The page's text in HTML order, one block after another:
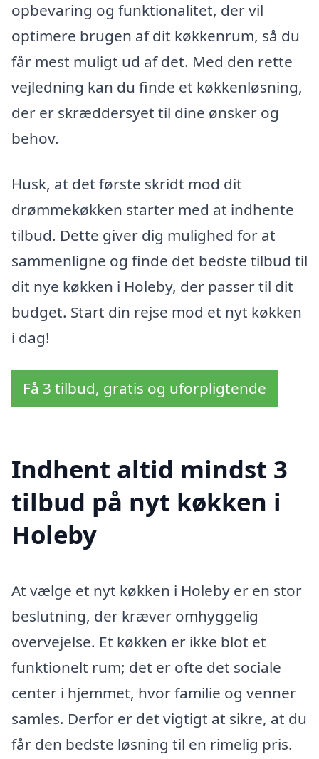
opbevaring og funktionalitet, der vil
optimere brugen af dit køkkenrum, så du
får mest muligt ud af det. Med den rette
vejledning kan du finde et køkkenløsning,
der er skræddersyet til dine ønsker og
behov.
Husk, at det første skridt mod dit
drømmekøkken starter med at indhente
tilbud. Dette giver dig mulighed for at
sammenligne og finde det bedste tilbud til
dit nye køkken i Holeby, der passer til dit
budget. Start din rejse mod et nyt køkken
i dag!
Få 3 tilbud, gratis og uforpligtende
Indhent altid mindst 3
tilbud på nyt køkken i
Holeby
At vælge et nyt køkken i Holeby er en stor
beslutning, der kræver omhyggelig
overvejelse. Et køkken er ikke blot et
funktionelt rum; det er ofte det sociale
center i hjemmet, hvor familie og venner
samles. Derfor er det vigtigt at sikre, at du
får den bedste løsning til en rimelig pris.